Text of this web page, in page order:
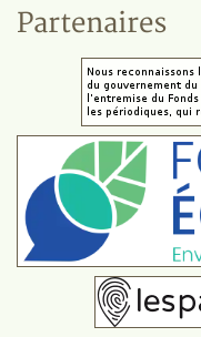
Partenaires